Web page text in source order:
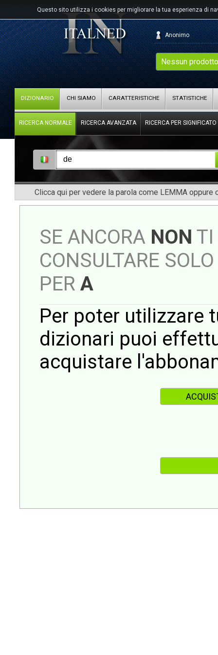
Questo sito utilizza i cookies per migliorare la tua esperienza di
Nessun
Anonimo
DIZIONARIO CHI SIAMO CARATTERISTICHE STATISTICHE
RICERCA NORMALE RICERCA AVANZATA RICERCA PER SIGNIFICATO
Clicca qui per vedere la parola come LEMMA oppure
SE ANCORA NON TI
CONSULTARE
PER A
Per poter utilizzare
dizionari puoi
acquistare